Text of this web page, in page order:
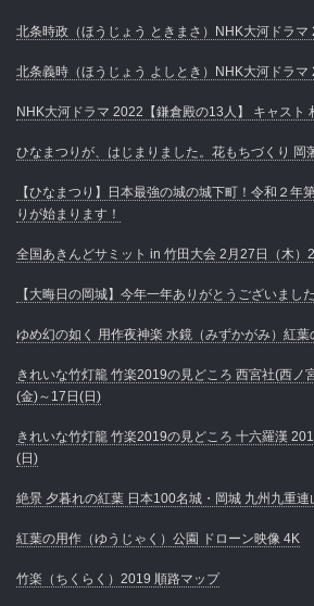
北条時政（ほうじょう ときまさ）NHK大河ドラマ
北条義時（ほうじょう よしとき）NHK大河ドラマ
NHK大河ドラマ 2022【鎌倉殿の13人】 キャスト
ひなまつりが、はじまりました。花もちづくり 岡
【ひなまつり】日本最強の城の城下町！令和２年
りが始まります！
全国あきんどサミット in 竹田大会 2月27日（木）
【大晦日の岡城】今年一年ありがとうございました
ゆめ幻の如く 用作夜神楽 水鏡（みずかがみ）紅葉
きれいな竹灯籠 竹楽2019の見どころ 西宮社(西ノ
(金)～17日(日)
きれいな竹灯籠 竹楽2019の見どころ 十六羅漢
(日)
絶景 夕暮れの紅葉 日本100名城・岡城 九州九重連
紅葉の用作（ゆうじゃく）公園 ドローン映像 4K
竹楽（ちくらく）2019 順路マップ